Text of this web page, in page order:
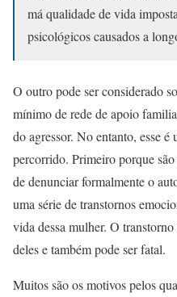
má qualidade de vida
psicológicos causados a
O outro pode ser considerado
mínimo de rede de apoio
do agressor. No entanto, esse
percorrido. Primeiro porque
de denunciar formalmente o
uma série de transtornos
vida dessa mulher. O
deles e também pode ser fatal.
Muitos são os motivos pelos